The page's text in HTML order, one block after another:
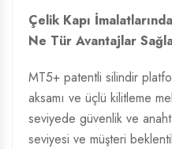
Çelik Kapı
Ne Tür Avantajlar
MT5+ patentli silindir
aksamı ve üçlü kilitleme
seviyede güvenlik ve
seviyesi ve müşteri